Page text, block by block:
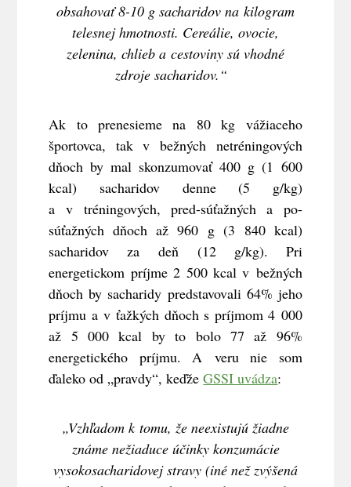
obsahovať 8-10 g sacharidov na kilogram
telesnej hmotnosti. Cereálie, ovocie,
zelenina, chlieb a cestoviny sú vhodné
zdroje sacharidov.“
Ak to prenesieme na 80 kg vážiaceho
športovca, tak v bežných netréningových
dňoch by mal skonzumovať 400 g (1 600
kcal) sacharidov denne (5 g/kg)
a v tréningových, pred-súťažných a po-
súťažných dňoch až 960 g (3 840 kcal)
sacharidov za deň (12 g/kg). Pri
energetickom príjme 2 500 kcal v bežných
dňoch by sacharidy predstavovali 64% jeho
príjmu a v ťažkých dňoch s príjmom 4 000
až 5 000 kcal by to bolo 77 až 96%
energetického príjmu. A veru nie som
ďaleko od „pravdy“, keďžeGSSI uvádza:
„Vzhľadom k tomu, že neexistujú žiadne
známe nežiaduce účinky konzumácie
vysokosacharidovej stravy (iné než zvýšená